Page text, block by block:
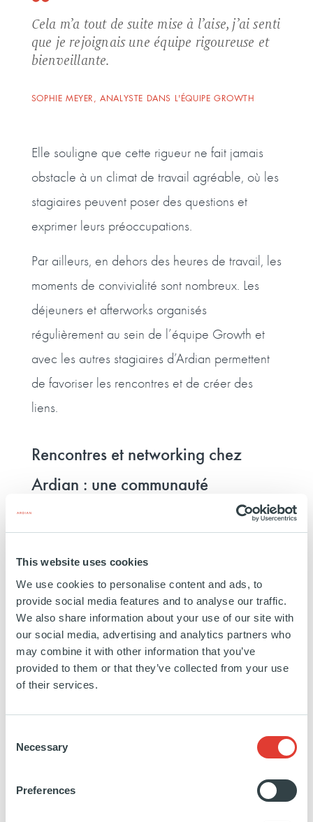
This website uses cookies
We use cookies to personalise content and ads, to
provide social media features and to analyse our traffic.
We also share information about your use of our site with
our social media, advertising and analytics partners who
may combine it with other information that you’ve
provided to them or that they’ve collected from your use
of their services.
Selection
Necessary
Preferences
Cela m’a tout de suite mise à l’aise, j’ai senti
que je rejoignais une équipe rigoureuse et
bienveillante.
SOPHIE MEYER, ANALYSTE DANS L'ÉQUIPE GROWTH
Elle souligne que cette rigueur ne fait jamais
obstacle à un climat de travail agréable, où les
stagiaires peuvent poser des questions et
exprimer leurs préoccupations.
Par ailleurs, en dehors des heures de travail, les
moments de convivialité sont nombreux. Les
déjeuners et afterworks organisés
régulièrement au sein de l’équipe Growth et
avec les autres stagiaires d’Ardian permettent
de favoriser les rencontres et de créer des
liens.
Rencontres et networking chez
Ardian : une communauté
dynamique et engagée
Ardian accueille tous les 6 mois un groupe de
50 à 80 stagiaires et alternants, offrant ainsi
une expérience unique pour commencer à
constituer son réseau.
L'intégration des stagiaires chez Ardian compte
une journée d'onboarding visant à faciliter les
rencontres entre les stagiaires de diverses
équipes et à approfondir leur connaissance de
activités de team bonding plus informelles pour